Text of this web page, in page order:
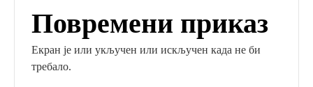
Повремени приказ
Екран је или укључен или искључен када не би
требало.